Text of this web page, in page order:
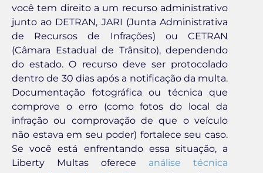
você tem direito a um recurso administrativo
junto ao DETRAN, JARI (Junta Administrativa
de Recursos de Infrações) ou CETRAN
(Câmara Estadual de Trânsito), dependendo
do estado. O recurso deve ser protocolado
dentro de 30 dias após a notificação da multa.
Documentação fotográfica ou técnica que
comprove o erro (como fotos do local da
infração ou comprovação de que o veículo
não estava em seu poder) fortalece seu caso.
Se você está enfrentando essa situação, a
Liberty Multas oferece análise técnica